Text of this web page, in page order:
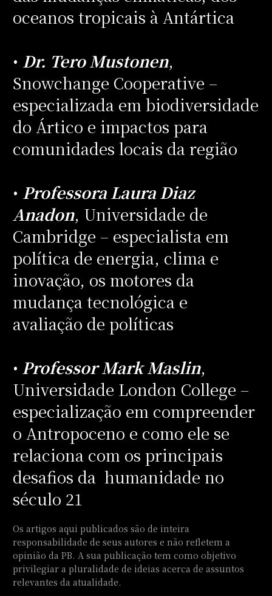
oceanos tropicais à Antártica
• Dr. Tero Mustonen,
Snowchange Cooperative –
especializada em biodiversidade
do Ártico e impactos para
comunidades locais da região
• Professora Laura Diaz
Anadon, Universidade de
Cambridge – especialista em
política de energia, clima e
inovação, os motores da
mudança tecnológica e
avaliação de políticas
• Professor Mark Maslin,
Universidade London College –
especialização em compreender
o Antropoceno e como ele se
relaciona com os principais
desafios da humanidade no
século 21
Os artigos aqui publicados são de inteira
responsabilidade de seus autores e não refletem a
opinião da PB. A sua publicação tem como objetivo
privilegiar a pluralidade de ideias acerca de assuntos
relevantes da atualidade.